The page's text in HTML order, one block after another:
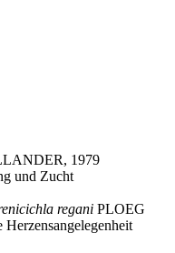
1979
und Zucht
regani PLOEG
Herzensangelegenheit